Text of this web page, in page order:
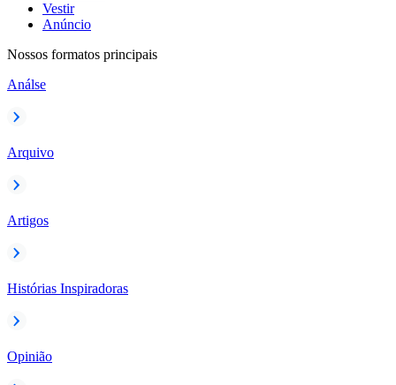
Vestir
Anúncio
Nossos formatos principais
Análse
Arquivo
Artigos
Histórias Inspiradoras
Opinião